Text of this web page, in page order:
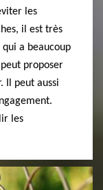
les
il est très
a beaucoup
proposer
Il peut aussi
les